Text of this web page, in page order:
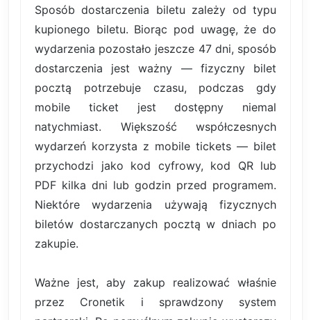
Sposób dostarczenia biletu zależy od typu
kupionego biletu. Biorąc pod uwagę, że do
wydarzenia pozostało jeszcze 47 dni, sposób
dostarczenia jest ważny — fizyczny bilet
pocztą potrzebuje czasu, podczas gdy
mobile ticket jest dostępny niemal
natychmiast. Większość współczesnych
wydarzeń korzysta z mobile tickets — bilet
przychodzi jako kod cyfrowy, kod QR lub
PDF kilka dni lub godzin przed programem.
Niektóre wydarzenia używają fizycznych
biletów dostarczanych pocztą w dniach po
zakupie.
Ważne jest, aby zakup realizować właśnie
przez Cronetik i sprawdzony system